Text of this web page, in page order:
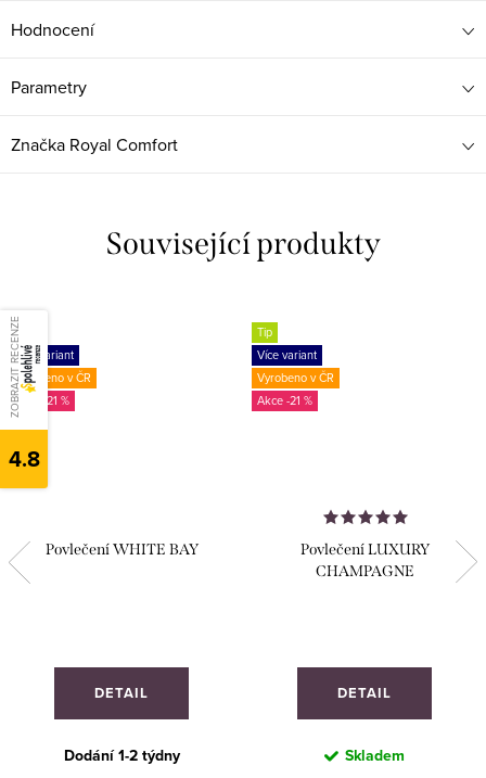
Hodnocení
Parametry
Značka Royal Comfort
Související produkty
Tip
Více variant
Vyrobeno v ČR
-21 %
Povlečení WHITE BAY
DETAIL
Dodání 1-2 týdny
Tip
Více variant
Vyrobeno v ČR
-21 %
Povlečení LUXURY
CHAMPAGNE
DETAIL
Skladem
ZOBRAZIT RECENZE
4.8